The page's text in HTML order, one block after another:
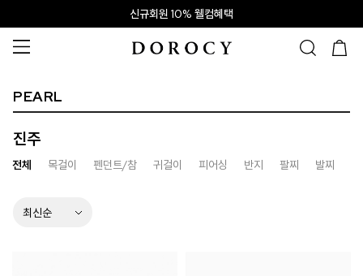
신규회원 10% 웰컴혜택
PEARL
진주
전체 목걸이 펜던트/참 귀걸이 피어싱 반지 팔찌 발찌